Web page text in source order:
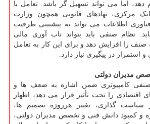
دهد، اما می تواند تسهیل گر باشد. تعامل با
مرکزی، نهادهای قانونی همچون وزارت
اطلاعات می تواند به پیشبینی ظرفیت
نظام صنفی باید بتواند تاب آوری مالی
را افزایش دهد و برای این کار به تعامل
استمرار در پیگیری نیاز دارد.
مدیران دولتی
کامپیوتری ضمن اشاره به ضعف ها و
اقتصادی را تحت تأثیر قرار می دهد، اظهار
گذاری، تغییر هرروزه تصمیم ها،
و کمبود دانش فنی و تخصص مدیران دولتی،